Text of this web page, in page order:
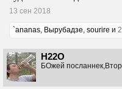
13 сен 2018
`ananas, Вырубадзе, sourire и
H22O
БОжей